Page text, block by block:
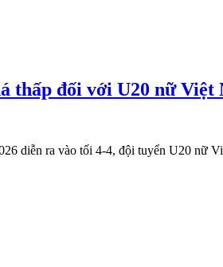
thấp đối với U20 nữ Việt
diễn ra vào tối 4-4, đội tuyển U20 nữ